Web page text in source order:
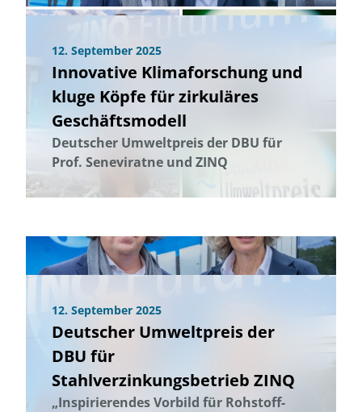
12. September 2025
Innovative Klimaforschung und
kluge Köpfe für zirkuläres
Geschäftsmodell
Deutscher Umweltpreis der DBU für
Prof. Seneviratne und ZINQ
12. September 2025
Deutscher Umweltpreis der
DBU für
Stahlverzinkungsbetrieb ZINQ
„Inspirierendes Vorbild für Rohstoff-